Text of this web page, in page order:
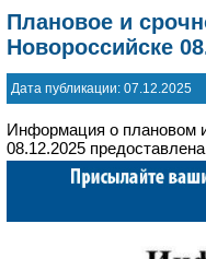
Плановое и
Новороссийске
Дата публикации: 07.12.2025
Информация о плановом
08.12.2025